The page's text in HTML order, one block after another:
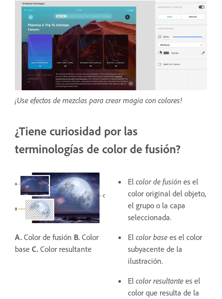
¡Use efectos de mezclas para crear magia con colores!
¿Tiene curiosidad por las
terminologías de color de fusión?
El color de fusión es el
color original del objeto,
el grupo o la capa
seleccionada.
El color base es el color
subyacente de la
ilustración.
El color resultante es el
color que resulta de la
A. Color de fusión B. Color
base C. Color resultante